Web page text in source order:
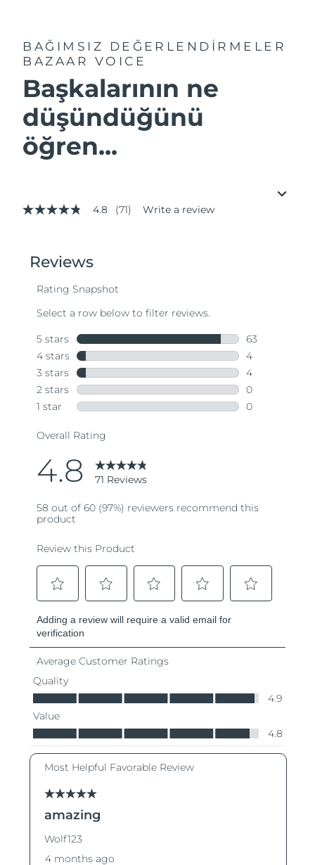
BAĞIMSIZ DEĞERLENDİRMELER
BAZAAR VOICE
Başkalarının ne
düşündüğünü
öğren...
4.8
stars,
average
value.
Same
page
link.
4.8 (71) Write a review